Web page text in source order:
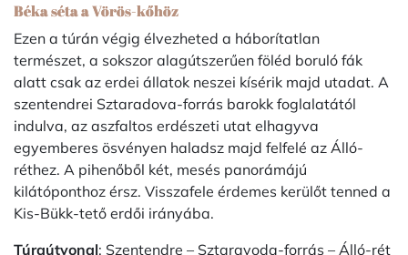
Béka séta a Vörös-kőhöz
Ezen a túrán végig élvezheted a háborítatlan
természet, a sokszor alagútszerűen föléd boruló fák
alatt csak az erdei állatok neszei kísérik majd utadat. A
szentendrei Sztaradova-forrás barokk foglalatától
indulva, az aszfaltos erdészeti utat elhagyva
egyemberes ösvényen haladsz majd felfelé az Álló-
réthez. A pihenőből két, mesés panorámájú
kilátóponthoz érsz. Visszafele érdemes kerülőt tenned a
Kis-Bükk-tető erdői irányába.
Túraútvonal: Szentendre – Sztaravoda-forrás – Álló-rét